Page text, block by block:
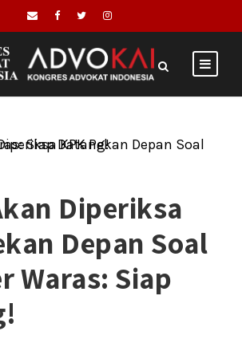
Diperiksa
Depan Soal
Waras: Siap